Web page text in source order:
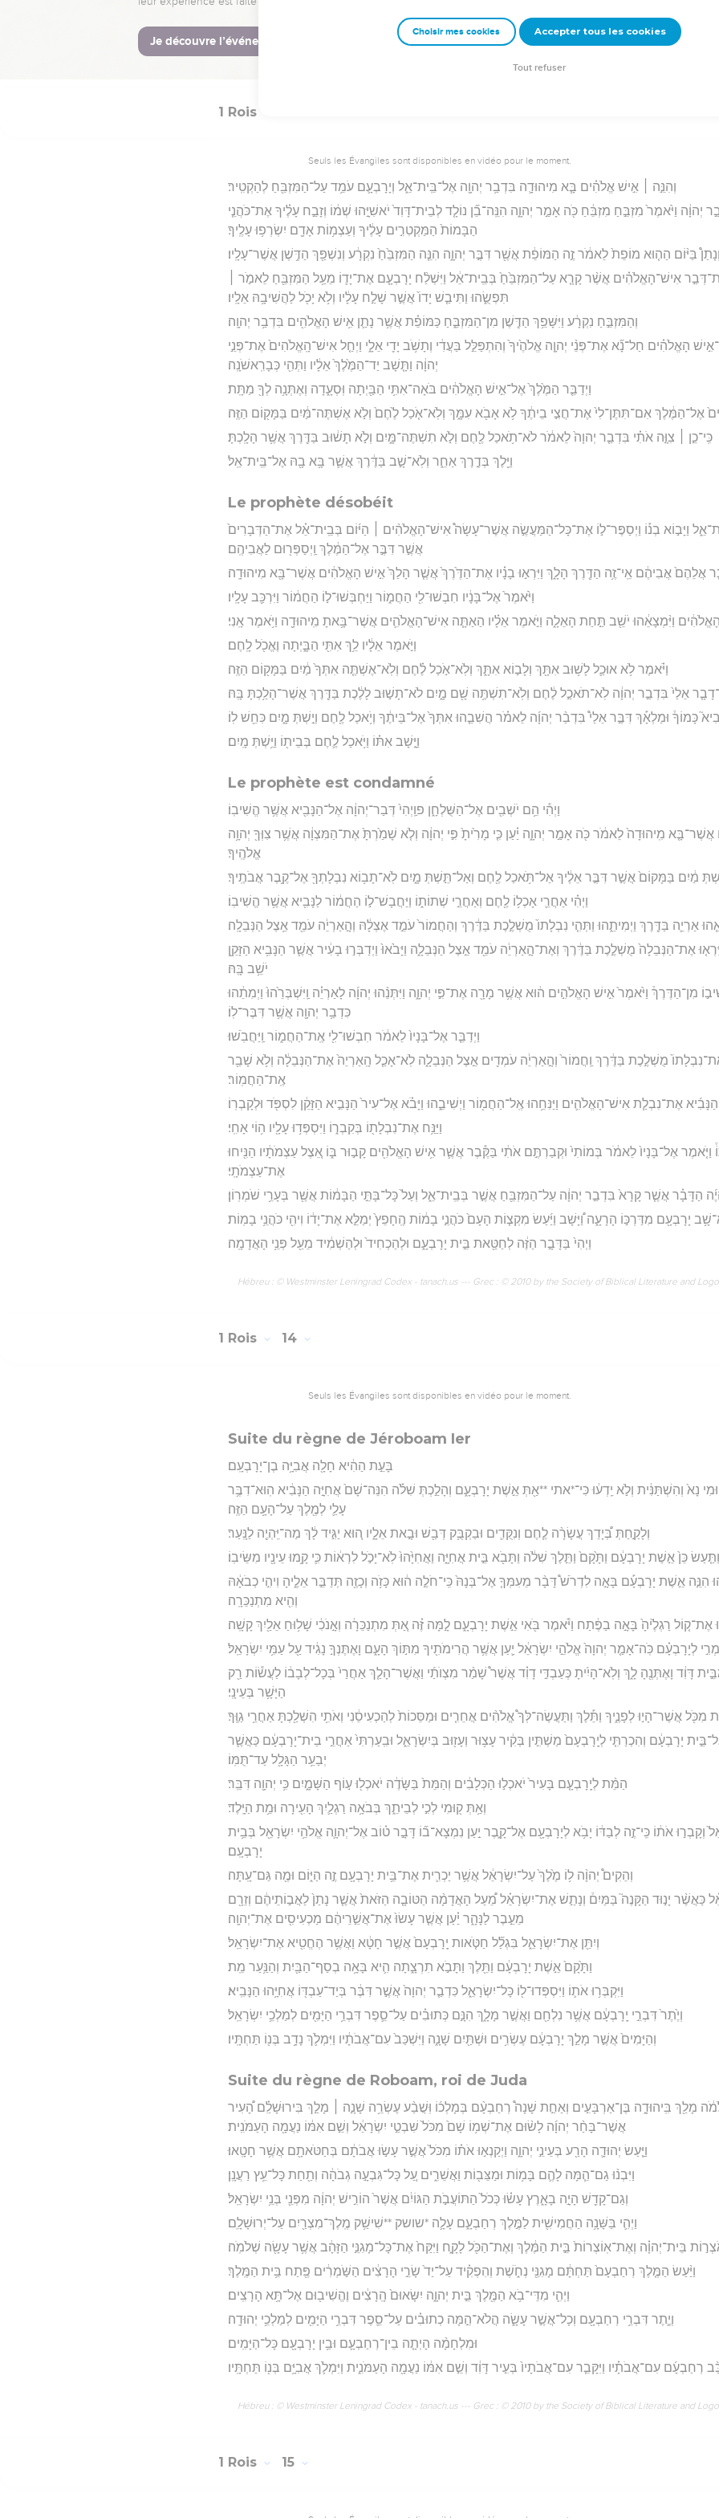
יִשְׂרָאֵ֔ל וַיַּ֥עַל עַל־הַמִּזְבֵּ֖חַ לְהַקְטִֽיר׃
Hébreu : © Westminster Leningrad Codex - tanach.us --- Grec : © 2010 by the Society of Biblical Literature and
1 Rois
Seuls les Évangiles sont disponibles en vidéo pour le moment.
וְהִנֵּ֣ה ׀ אִ֣ישׁ אֱלֹהִ֗ים בָּ֧א מִיהוּדָ֛ה בִּדְבַ֥ר יְהוָ֖ה אֶל־בֵּֽית־אֵ֑ל וְיָרָבְעָ֛ם עֹמֵ֥ד עַל־הַמִּזְבֵּ֖חַ לְהַקְטִֽיר׃
יְהוָ֔ה וַיֹּ֙אמֶר֙ מִזְבֵּ֣חַ מִזְבֵּ֔חַ כֹּ֖ה אָמַ֣ר יְהוָ֑ה הִנֵּֽה־בֵ֞ן נוֹלָ֤ד לְבֵית־דָּוִד֙ יֹאשִׁיָּ֣הוּ שְׁמ֔וֹ וְזָבַ֣ח עָלֶ֗יךָ אֶת־כֹּהֲנֵ֤י
הַבָּמוֹת֙ הַמַּקְטִרִ֣ים עָלֶ֔יךָ וְעַצְמ֥וֹת אָדָ֖ם יִשְׂרְפ֥וּ עָלֶֽיךָ׃
וְנָתַן֩ בַּיּ֨וֹם הַה֤וּא מוֹפֵת֙ לֵאמֹ֔ר זֶ֣ה הַמּוֹפֵ֔ת אֲשֶׁ֖ר דִּבֶּ֣ר יְהוָ֑ה הִנֵּ֤ה הַמִּזְבֵּ֙חַ֙ נִקְרָ֔ע וְנִשְׁפַּ֖ךְ הַדֶּ֥שֶׁן אֲשֶׁר־עָלָֽיו׃
אִישׁ־הָאֱלֹהִ֗ים אֲשֶׁ֨ר קָרָ֤א עַל־הַמִּזְבֵּ֙חַ֙ בְּבֵֽית־אֵ֔ל וַיִּשְׁלַ֨ח יָרָבְעָ֧ם אֶת־יָד֛וֹ מֵעַ֥ל הַמִּזְבֵּ֖חַ לֵאמֹ֣ר ׀
תִּפְשֻׂ֑הוּ וַתִּיבַ֤שׁ יָדוֹ֙ אֲשֶׁ֣ר שָׁלַ֣ח עָלָ֔יו וְלֹ֥א יָכֹ֖ל לַהֲשִׁיבָ֥הּ אֵלָֽיו׃
וְהַמִּזְבֵּ֣חַ נִקְרָ֔ע וַיִּשָּׁפֵ֥ךְ הַדֶּ֖שֶׁן מִן־הַמִּזְבֵּ֑חַ כַּמּוֹפֵ֗ת אֲשֶׁ֥ר נָתַ֛ן אִ֥ישׁ הָאֱלֹהִ֖ים בִּדְבַ֥ר יְהוָֽה׃
הָאֱלֹהִ֗ים חַל־נָ֞א אֶת־פְּנֵ֨י יְהוָ֤ה אֱלֹהֶ֙יךָ֙ וְהִתְפַּלֵּ֣ל בַּעֲדִ֔י וְתָשֹׁ֥ב יָדִ֖י אֵלָ֑י וַיְחַ֤ל אִישׁ־הָֽאֱלֹהִים֙ אֶת־פְּנֵ֣י
יְהוָ֔ה וַתָּ֤שָׁב יַד־הַמֶּ֙לֶךְ֙ אֵלָ֔יו וַתְּהִ֖י כְּבָרִֽאשֹׁנָֽה׃
וַיְדַבֵּ֤ר הַמֶּ֙לֶךְ֙ אֶל־אִ֣ישׁ הָאֱלֹהִ֔ים בֹּאָה־אִתִּ֥י הַבַּ֖יְתָה וּֽסְעָ֑דָה וְאֶתְּנָ֥ה לְךָ֖ מַתָּֽת׃
אֶל־הַמֶּ֔לֶךְ אִם־תִּתֶּן־לִי֙ אֶת־חֲצִ֣י בֵיתֶ֔ךָ לֹ֥א אָבֹ֖א עִמָּ֑ךְ וְלֹֽא־אֹ֤כַל לֶ֙חֶם֙ וְלֹ֣א אֶשְׁתֶּה־מַּ֔יִם בַּמָּק֖וֹם הַזֶּֽה׃
כִּֽי־כֵ֣ן ׀ צִוָּ֣ה אֹתִ֗י בִּדְבַ֤ר יְהוָה֙ לֵאמֹ֔ר לֹא־תֹ֥אכַל לֶ֖חֶם וְלֹ֣א תִשְׁתֶּה־מָּ֑יִם וְלֹ֣א תָשׁ֔וּב בַּדֶּ֖רֶךְ אֲשֶׁ֥ר הָלָֽכְתָּ׃
וַיֵּ֖לֶךְ בְּדֶ֣רֶךְ אַחֵ֑ר וְלֹֽא־שָׁ֣ב בַּדֶּ֔רֶךְ אֲשֶׁ֛ר בָּ֥א בָ֖הּ אֶל־בֵּֽית־אֵֽל׃
Le prophète désobéit
וַיָּב֣וֹא בְנ֡וֹ וַיְסַפֶּר־ל֣וֹ אֶת־כָּל־הַמַּעֲשֶׂ֣ה אֲשֶׁר־עָשָׂה֩ אִישׁ־הָאֱלֹהִ֨ים ׀ הַיּ֜וֹם בְּבֵֽית־אֵ֗ל אֶת־הַדְּבָרִים֙
אֲשֶׁ֣ר דִּבֶּ֣ר אֶל־הַמֶּ֔לֶךְ וַֽיְסַפְּר֖וּם לַאֲבִיהֶֽם׃
אֲלֵהֶם֙ אֲבִיהֶ֔ם אֵֽי־זֶ֥ה הַדֶּ֖רֶךְ הָלָ֑ךְ וַיִּרְא֣וּ בָנָ֗יו אֶת־הַדֶּ֙רֶךְ֙ אֲשֶׁ֤ר הָלַךְ֙ אִ֣ישׁ הָאֱלֹהִ֔ים אֲשֶׁר־בָּ֖א מִיהוּדָֽה׃
וַיֹּ֙אמֶר֙ אֶל־בָּנָ֔יו חִבְשׁוּ־לִ֖י הַחֲמ֑וֹר וַיַּחְבְּשׁוּ־ל֣וֹ הַחֲמ֔וֹר וַיִּרְכַּ֖ב עָלָֽיו׃
וַיִּ֨מְצָאֵ֔הוּ יֹשֵׁ֖ב תַּ֣חַת הָאֵלָ֑ה וַיֹּ֣אמֶר אֵלָ֗יו הַאַתָּ֧ה אִישׁ־הָאֱלֹהִ֛ים אֲשֶׁר־בָּ֥אתָ מִֽיהוּדָ֖ה וַיֹּ֥אמֶר אָֽנִי׃
וַיֹּ֣אמֶר אֵלָ֔יו לֵ֥ךְ אִתִּ֖י הַבָּ֑יְתָה וֶאֱכֹ֖ל לָֽחֶם׃
וַיֹּ֗אמֶר לֹ֥א אוּכַ֛ל לָשׁ֥וּב אִתָּ֖ךְ וְלָב֣וֹא אִתָּ֑ךְ וְלֹֽא־אֹ֣כַל לֶ֗חֶם וְלֹֽא־אֶשְׁתֶּ֤ה אִתְּךָ֙ מַ֔יִם בַּמָּק֖וֹם הַזֶּֽה׃
אֵלַי֙ בִּדְבַ֣ר יְהוָ֔ה לֹֽא־תֹאכַ֣ל לֶ֔חֶם וְלֹֽא־תִשְׁתֶּ֥ה שָׁ֖ם מָ֑יִם לֹא־תָשׁ֣וּב לָלֶ֔כֶת בַּדֶּ֖רֶךְ אֲשֶׁר־הָלַ֥כְתָּ בָּֽהּ׃
כָּמוֹךָ֒ וּמַלְאָ֡ךְ דִּבֶּ֣ר אֵלַי֩ בִּדְבַ֨ר יְהוָ֜ה לֵאמֹ֗ר הֲשִׁבֵ֤הוּ אִתְּךָ֙ אֶל־בֵּיתֶ֔ךָ וְיֹ֥אכַל לֶ֖חֶם וְיֵ֣שְׁתְּ מָ֑יִם כִּחֵ֖שׁ לֽוֹ׃
וַיָּ֣שָׁב אִתּ֗וֹ וַיֹּ֥אכַל לֶ֛חֶם בְּבֵית֖וֹ וַיֵּ֥שְׁתְּ מָֽיִם׃
Le prophète est condamné
וַיְהִ֕י הֵ֥ם יֹשְׁבִ֖ים אֶל־הַשֻּׁלְחָ֑ן פוַֽיְהִי֙ דְּבַר־יְהוָ֔ה אֶל־הַנָּבִ֖יא אֲשֶׁ֥ר הֱשִׁיבֽוֹ׃
אֲשֶׁר־בָּ֤א מִֽיהוּדָה֙ לֵאמֹ֔ר כֹּ֖ה אָמַ֣ר יְהוָ֑ה יַ֗עַן כִּ֤י מָרִ֙יתָ֙ פִּ֣י יְהוָ֔ה וְלֹ֤א שָׁמַ֙רְתָּ֙ אֶת־הַמִּצְוָ֔ה אֲשֶׁ֥ר צִוְּךָ֖ יְהוָ֥ה
אֱלֹהֶֽיךָ׃
מַ֔יִם בַּמָּקוֹם֙ אֲשֶׁ֣ר דִּבֶּ֣ר אֵלֶ֔יךָ אַל־תֹּ֥אכַל לֶ֖חֶם וְאַל־תֵּ֣שְׁתְּ מָ֑יִם לֹֽא־תָב֥וֹא נִבְלָתְךָ֖ אֶל־קֶ֥בֶר אֲבֹתֶֽיךָ׃
וַיְהִ֗י אַחֲרֵ֛י אָכְל֥וֹ לֶ֖חֶם וְאַחֲרֵ֣י שְׁתוֹת֑וֹ וַיַּחֲבָשׁ־ל֣וֹ הַחֲמ֔וֹר לַנָּבִ֖יא אֲשֶׁ֥ר הֱשִׁיבֽוֹ׃
אַרְיֵ֛ה בַּדֶּ֖רֶךְ וַיְמִיתֵ֑הוּ וַתְּהִ֤י נִבְלָתוֹ֙ מֻשְׁלֶ֣כֶת בַּדֶּ֔רֶךְ וְהַחֲמוֹר֙ עֹמֵ֣ד אֶצְלָ֔הּ וְהָ֣אַרְיֵ֔ה עֹמֵ֖ד אֵ֥צֶל הַנְּבֵלָֽה׃
אֶת־הַנְּבֵלָה֙ מֻשְׁלֶ֣כֶת בַּדֶּ֔רֶךְ וְאֶת־הָ֣אַרְיֵ֔ה עֹמֵ֖ד אֵ֣צֶל הַנְּבֵלָ֑ה וַיָּבֹ֙אוּ֙ וַיְדַבְּר֣וּ בָעִ֔יר אֲשֶׁ֛ר הַנָּבִ֥יא הַזָּקֵ֖ן
יֹשֵׁ֥ב בָּֽהּ׃
מִן־הַדֶּרֶךְ֒ וַיֹּ֙אמֶר֙ אִ֣ישׁ הָאֱלֹהִ֣ים ה֔וּא אֲשֶׁ֥ר מָרָ֖ה אֶת־פִּ֣י יְהוָ֑ה וַיִּתְּנֵ֨הוּ יְהוָ֜ה לָאַרְיֵ֗ה וַֽיִּשְׁבְּרֵ֙הוּ֙ וַיְמִתֵ֔הוּ
כִּדְבַ֥ר יְהוָ֖ה אֲשֶׁ֥ר דִּבֶּר־לֽוֹ׃
וַיְדַבֵּ֤ר אֶל־בָּנָיו֙ לֵאמֹ֔ר חִבְשׁוּ־לִ֖י אֶֽת־הַחֲמ֑וֹר וַֽיַּחֲבֹֽשׁוּ׃
אֶת־נִבְלָתוֹ֙ מֻשְׁלֶ֣כֶת בַּדֶּ֔רֶךְ וַֽחֲמוֹר֙ וְהָ֣אַרְיֵ֔ה עֹמְדִ֖ים אֵ֣צֶל הַנְּבֵלָ֑ה לֹֽא־אָכַ֤ל הָֽאַרְיֵה֙ אֶת־הַנְּבֵלָ֔ה וְלֹ֥א שָׁבַ֖ר
אֶֽת־הַחֲמֽוֹר׃
אֶת־נִבְלַ֧ת אִישׁ־הָאֱלֹהִ֛ים וַיַּנִּחֵ֥הוּ אֶֽל־הַחֲמ֖וֹר וַיְשִׁיבֵ֑הוּ וַיָּבֹ֗א אֶל־עִיר֙ הַנָּבִ֣יא הַזָּקֵ֔ן לִסְפֹּ֖ד וּלְקָבְרֽוֹ׃
וַיַּנַּ֥ח אֶת־נִבְלָת֖וֹ בְּקִבְר֑וֹ וַיִּסְפְּד֥וּ עָלָ֖יו ה֥וֹי אָחִֽי׃
וַיֹּ֤אמֶר אֶל־בָּנָיו֙ לֵאמֹ֔ר בְּמוֹתִי֙ וּקְבַרְתֶּ֣ם אֹתִ֔י בַּקֶּ֕בֶר אֲשֶׁ֛ר אִ֥ישׁ הָאֱלֹהִ֖ים קָב֣וּר בּ֑וֹ אֵ֚צֶל עַצְמֹתָ֔יו הַנִּ֖יחוּ
אֶת־עַצְמֹתָֽי׃
הַדָּבָ֗ר אֲשֶׁ֤ר קָרָא֙ בִּדְבַ֣ר יְהוָ֔ה עַל־הַמִּזְבֵּ֖חַ אֲשֶׁ֣ר בְּבֵֽית־אֵ֑ל וְעַל֙ כָּל־בָּתֵּ֣י הַבָּמ֔וֹת אֲשֶׁ֖ר בְּעָרֵ֥י שֹׁמְרֽוֹן׃
יָרָבְעָ֖ם מִדַּרְכּ֣וֹ הָרָעָ֑ה וַ֠יָּשָׁב וַיַּ֜עַשׂ מִקְצ֤וֹת הָעָם֙ כֹּהֲנֵ֣י בָמ֔וֹת הֶֽחָפֵץ֙ יְמַלֵּ֣א אֶת־יָד֔וֹ וִיהִ֖י כֹּהֲנֵ֥י בָמֽוֹת׃
וַיְהִי֙ בַּדָּבָ֣ר הַזֶּ֔ה לְחַטַּ֖את בֵּ֣ית יָרָבְעָ֑ם וּלְהַכְחִיד֙ וּלְהַשְׁמִ֔יד מֵעַ֖ל פְּנֵ֥י הָאֲדָמָֽה׃
Hébreu : © Westminster Leningrad Codex - tanach.us --- Grec : © 2010 by the Society of Biblical Literature and
1 Rois 14
Seuls les Évangiles sont disponibles en vidéo pour le moment.
Suite du règne de Jéroboam Ier
בָּעֵ֣ת הַהִ֔יא חָלָ֖ה אֲבִיָּ֥ה בֶן־יָרָבְעָֽם׃
נָא֙ וְהִשְׁתַּנִּ֔ית וְלֹ֣א יֵֽדְע֔וּ כִּי־*אתי **אַ֖תְּ אֵ֣שֶׁת יָרָבְעָ֑ם וְהָלַ֣כְתְּ שִׁלֹ֗ה הִנֵּה־שָׁם֙ אֲחִיָּ֣ה הַנָּבִ֔יא הֽוּא־דִבֶּ֥ר
עָלַ֛י לְמֶ֖לֶךְ עַל־הָעָ֥ם הַזֶּֽה׃
וְלָקַ֣חַתְּ בְּ֠יָדֵךְ עֲשָׂרָ֨ה לֶ֧חֶם וְנִקֻּדִ֛ים וּבַקְבֻּ֥ק דְּבַ֖שׁ וּבָ֣את אֵלָ֑יו ה֚וּא יַגִּ֣יד לָ֔ךְ מַה־יִּֽהְיֶ֖ה לַנָּֽעַר׃
וַתַּ֤עַשׂ כֵּן֙ אֵ֣שֶׁת יָרָבְעָ֔ם וַתָּ֙קָם֙ וַתֵּ֣לֶךְ שִׁלֹ֔ה וַתָּבֹ֖א בֵּ֣ית אֲחִיָּ֑ה וַאֲחִיָּ֙הוּ֙ לֹֽא־יָכֹ֣ל לִרְא֔וֹת כִּ֛י קָ֥מוּ עֵינָ֖יו מִשֵּׂיבֽוֹ׃
הִנֵּ֣ה אֵ֣שֶׁת יָרָבְעָ֡ם בָּאָ֣ה לִדְרֹשׁ֩ דָּבָ֨ר מֵעִמְּךָ֤ אֶל־בְּנָהּ֙ כִּֽי־חֹלֶ֣ה ה֔וּא כָּזֹ֥ה וְכָזֶ֖ה תְּדַבֵּ֣ר אֵלֶ֑יהָ וִיהִ֣י כְבֹאָ֔הּ
וְהִ֖יא מִתְנַכֵּרָֽה׃
אֶת־ק֤וֹל רַגְלֶ֙יהָ֙ בָּאָ֣ה בַפֶּ֔תַח וַיֹּ֕אמֶר בֹּ֖אִי אֵ֣שֶׁת יָרָבְעָ֑ם לָ֣מָּה זֶּ֗ה אַ֚תְּ מִתְנַכֵּרָ֔ה וְאָ֣נֹכִ֔י שָׁל֥וּחַ אֵלַ֖יִךְ קָשָֽׁה׃
לְיָרָבְעָ֗ם כֹּֽה־אָמַ֤ר יְהוָה֙ אֱלֹהֵ֣י יִשְׂרָאֵ֔ל יַ֛עַן אֲשֶׁ֥ר הֲרִימֹתִ֖יךָ מִתּ֣וֹךְ הָעָ֑ם וָאֶתֶּנְךָ֣ נָגִ֔יד עַ֖ל עַמִּ֥י יִשְׂרָאֵֽל׃
דָּוִ֔ד וָאֶתְּנֶ֖הָ לָ֑ךְ וְלֹֽא־הָיִ֜יתָ כְּעַבְדִּ֣י דָוִ֗ד אֲשֶׁר֩ שָׁמַ֨ר מִצְוֺתַ֜י וַאֲשֶׁר־הָלַ֤ךְ אַחֲרַי֙ בְּכָל־לְבָב֔וֹ לַעֲשׂ֕וֹת רַ֖ק
הַיָּשָׁ֥ר בְּעֵינָֽי׃
מִכֹּ֖ל אֲשֶׁר־הָי֣וּ לְפָנֶ֑יךָ וַתֵּ֡לֶךְ וַתַּעֲשֶׂה־לְּךָ֩ אֱלֹהִ֨ים אֲחֵרִ֤ים וּמַסֵּכוֹת֙ לְהַכְעִיסֵ֔נִי וְאֹתִ֥י הִשְׁלַ֖כְתָּ אַחֲרֵ֥י גַוֶּֽךָ׃
יָרָבְעָ֔ם וְהִכְרַתִּ֤י לְיָֽרָבְעָם֙ מַשְׁתִּ֣ין בְּקִ֔יר עָצ֥וּר וְעָז֖וּב בְּיִשְׂרָאֵ֑ל וּבִֽעַרְתִּי֙ אַחֲרֵ֣י בֵית־יָרָבְעָ֔ם כַּאֲשֶׁ֛ר
יְבַעֵ֥ר הַגָּלָ֖ל עַד־תֻּמּֽוֹ׃
הַמֵּ֨ת לְיָֽרָבְעָ֤ם בָּעִיר֙ יֹאכְל֣וּ הַכְּלָבִ֔ים וְהַמֵּת֙ בַּשָּׂדֶ֔ה יֹאכְל֖וּ ע֣וֹף הַשָּׁמָ֑יִם כִּ֥י יְהוָ֖ה דִּבֵּֽר׃
וְאַ֥תְּ ק֖וּמִי לְכִ֣י לְבֵיתֵ֑ךְ בְּבֹאָ֥ה רַגְלַ֛יִךְ הָעִ֖ירָה וּמֵ֥ת הַיָּֽלֶד׃
וְקָבְר֣וּ אֹת֔וֹ כִּֽי־זֶ֣ה לְבַדּ֔וֹ יָבֹ֥א לְיָרָבְעָ֖ם אֶל־קָ֑בֶר יַ֣עַן נִמְצָא־ב֞וֹ דָּבָ֣ר ט֗וֹב אֶל־יְהוָ֛ה אֱלֹהֵ֥י יִשְׂרָאֵ֖ל בְּבֵ֥ית
יָרָבְעָֽם׃
וְהֵקִים֩ יְהוָ֨ה ל֥וֹ מֶ֙לֶךְ֙ עַל־יִשְׂרָאֵ֔ל אֲשֶׁ֥ר יַכְרִ֛ית אֶת־בֵּ֥ית יָרָבְעָ֖ם זֶ֣ה הַיּ֑וֹם וּמֶ֖ה גַּם־עָֽתָּה׃
כַּאֲשֶׁ֨ר יָנ֣וּד הַקָּנֶה֮ בַּמַּיִם֒ וְנָתַ֣שׁ אֶת־יִשְׂרָאֵ֗ל מֵ֠עַל הָאֲדָמָ֨ה הַטּוֹבָ֤ה הַזֹּאת֙ אֲשֶׁ֤ר נָתַן֙ לַאֲב֣וֹתֵיהֶ֔ם וְזֵרָ֖ם
מֵעֵ֣בֶר לַנָּהָ֑ר יַ֗עַן אֲשֶׁ֤ר עָשׂוּ֙ אֶת־אֲשֵׁ֣רֵיהֶ֔ם מַכְעִיסִ֖ים אֶת־יְהוָֽה׃
וְיִתֵּ֖ן אֶת־יִשְׂרָאֵ֑ל בִּגְלַ֞ל חַטֹּ֤אות יָֽרָבְעָם֙ אֲשֶׁ֣ר חָטָ֔א וַאֲשֶׁ֥ר הֶחֱטִ֖יא אֶת־יִשְׂרָאֵֽל׃
וַתָּ֙קָם֙ אֵ֣שֶׁת יָרָבְעָ֔ם וַתֵּ֖לֶךְ וַתָּבֹ֣א תִרְצָ֑תָה הִ֛יא בָּאָ֥ה בְסַף־הַבַּ֖יִת וְהַנַּ֥עַר מֵֽת׃
וַיִּקְבְּר֥וּ אֹת֛וֹ וַיִּסְפְּדוּ־ל֖וֹ כָּל־יִשְׂרָאֵ֑ל כִּדְבַ֤ר יְהוָה֙ אֲשֶׁ֣ר דִּבֶּ֔ר בְּיַד־עַבְדּ֖וֹ אֲחִיָּ֥הוּ הַנָּבִֽיא׃
וְיֶ֙תֶר֙ דִּבְרֵ֣י יָֽרָבְעָ֔ם אֲשֶׁ֥ר נִלְחַ֖ם וַאֲשֶׁ֣ר מָלָ֑ךְ הִנָּ֣ם כְּתוּבִ֗ים עַל־סֵ֛פֶר דִּבְרֵ֥י הַיָּמִ֖ים לְמַלְכֵ֥י יִשְׂרָאֵֽל׃
וְהַיָּמִים֙ אֲשֶׁ֣ר מָלַ֣ךְ יָרָבְעָ֔ם עֶשְׂרִ֥ים וּשְׁתַּ֖יִם שָׁנָ֑ה וַיִּשְׁכַּב֙ עִם־אֲבֹתָ֔יו וַיִּמְלֹ֛ךְ נָדָ֥ב בְּנ֖וֹ תַּחְתָּֽיו׃
Suite du règne de Roboam, roi de Juda
מָלַ֖ךְ בִּֽיהוּדָ֑ה בֶּן־אַרְבָּעִ֣ים וְאַחַ֣ת שָׁנָה֩ רְחַבְעָ֨ם בְּמָלְכ֜וֹ וּֽשֲׁבַ֨ע עֶשְׂרֵ֥ה שָׁנָ֣ה ׀ מָלַ֣ךְ בִּירוּשָׁלִַ֗ם הָ֠עִיר
אֲשֶׁר־בָּחַ֨ר יְהוָ֜ה לָשׂ֨וּם אֶת־שְׁמ֥וֹ שָׁם֙ מִכֹּל֙ שִׁבְטֵ֣י יִשְׂרָאֵ֔ל וְשֵׁ֣ם אִמּ֔וֹ נַעֲמָ֖ה הָעַמֹּנִֽית׃
וַיַּ֧עַשׂ יְהוּדָ֛ה הָרַ֖ע בְּעֵינֵ֣י יְהוָ֑ה וַיְקַנְא֣וּ אֹת֗וֹ מִכֹּל֙ אֲשֶׁ֣ר עָשׂ֣וּ אֲבֹתָ֔ם בְּחַטֹּאתָ֖ם אֲשֶׁ֥ר חָטָֽאוּ׃
וַיִּבְנ֨וּ גַם־הֵ֧מָּה לָהֶ֛ם בָּמ֥וֹת וּמַצֵּב֖וֹת וַאֲשֵׁרִ֑ים עַ֚ל כָּל־גִּבְעָ֣ה גְבֹהָ֔ה וְתַ֖חַת כָּל־עֵ֥ץ רַעֲנָֽן׃
וְגַם־קָדֵ֖שׁ הָיָ֣ה בָאָ֑רֶץ עָשׂ֗וּ כְּכֹל֙ הַתּוֹעֲבֹ֣ת הַגּוֹיִ֔ם אֲשֶׁר֙ הוֹרִ֣ישׁ יְהוָ֔ה מִפְּנֵ֖י בְּנֵ֥י יִשְׂרָאֵֽל׃
וַיְהִ֛י בַּשָּׁנָ֥ה הַחֲמִישִׁ֖ית לַמֶּ֣לֶךְ רְחַבְעָ֑ם עָלָ֛ה *שושק **שִׁישַׁ֥ק מֶֽלֶךְ־מִצְרַ֖יִם עַל־יְרוּשָׁלִָֽם׃
בֵּית־יְהוָ֗ה וְאֶת־אֽוֹצְרוֹת֙ בֵּ֣ית הַמֶּ֔לֶךְ וְאֶת־הַכֹּ֖ל לָקָ֑ח וַיִּקַּח֙ אֶת־כָּל־מָגִנֵּ֣י הַזָּהָ֔ב אֲשֶׁ֥ר עָשָׂ֖ה שְׁלֹמֹֽה׃
וַיַּ֨עַשׂ הַמֶּ֤לֶךְ רְחַבְעָם֙ תַּחְתָּ֔ם מָגִנֵּ֖י נְחֹ֑שֶׁת וְהִפְקִ֗יד עַל־יַד֙ שָׂרֵ֣י הָרָצִ֔ים הַשֹּׁ֣מְרִ֔ים פֶּ֖תַח בֵּ֥ית הַמֶּֽלֶךְ׃
וַיְהִ֛י מִדֵּי־בֹ֥א הַמֶּ֖לֶךְ בֵּ֣ית יְהוָ֑ה יִשָּׂאוּם֙ הָֽרָצִ֔ים וֶהֱשִׁיב֖וּם אֶל־תָּ֥א הָרָצִֽים׃
וְיֶ֛תֶר דִּבְרֵ֥י רְחַבְעָ֖ם וְכָל־אֲשֶׁ֣ר עָשָׂ֑ה הֲלֹא־הֵ֣מָּה כְתוּבִ֗ים עַל־סֵ֛פֶר דִּבְרֵ֥י הַיָּמִ֖ים לְמַלְכֵ֥י יְהוּדָֽה׃
וּמִלְחָמָ֨ה הָיְתָ֧ה בֵין־רְחַבְעָ֛ם וּבֵ֥ין יָרָבְעָ֖ם כָּל־הַיָּמִֽים׃
רְחַבְעָ֜ם עִם־אֲבֹתָ֗יו וַיִּקָּבֵ֤ר עִם־אֲבֹתָיו֙ בְּעִ֣יר דָּוִ֔ד וְשֵׁ֣ם אִמּ֔וֹ נַעֲמָ֖ה הָעַמֹּנִ֑ית וַיִּמְלֹ֛ךְ אֲבִיָּ֥ם בְּנ֖וֹ תַּחְתָּֽיו׃
Hébreu : © Westminster Leningrad Codex - tanach.us --- Grec : © 2010 by the Society of Biblical Literature and
1 Rois 15
Choisir mes cookies Accepter tous les cookies
Tout refuser